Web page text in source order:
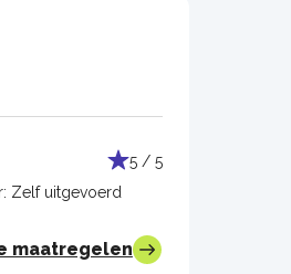
5 / 5
Zelf uitgevoerd
maatregelen